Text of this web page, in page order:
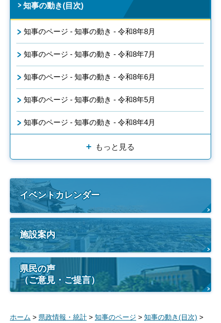
知事の動き(目次)
知事のページ - 知事の動き - 令和8年8月
知事のページ - 知事の動き - 令和8年7月
知事のページ - 知事の動き - 令和8年6月
知事のページ - 知事の動き - 令和8年5月
知事のページ - 知事の動き - 令和8年4月
もっと見る
イベントカレンダー
施設案内
県民の声
（ご意見・ご提言）
ホーム > 県政情報・統計 > 知事のページ > 知事の動き(目次) >